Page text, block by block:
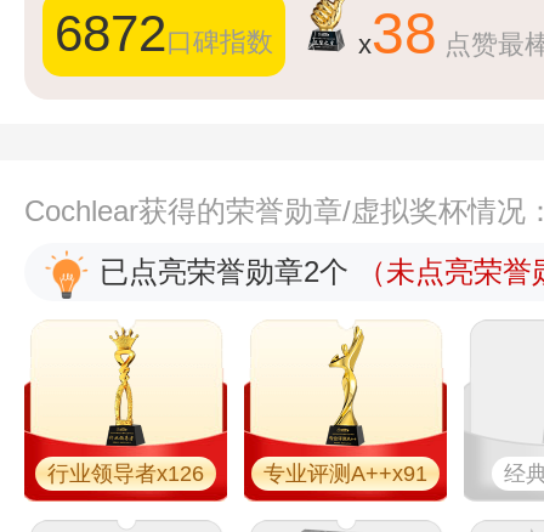
6872口碑指数 x38 点赞最
Cochlear获得的荣誉勋章/虚拟奖杯情况
已点亮荣誉勋章2个
（未点亮荣
行业领导者x126 专业​评测A++x91 经